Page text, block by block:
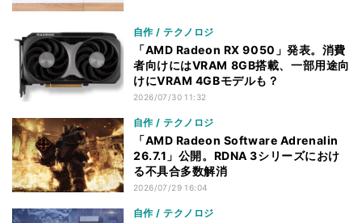
自作 / テクノロジ
「AMD Radeon RX 9050」発表。消費
者向けにはVRAM 8GB搭載、一部用途向
けにVRAM 4GBモデルも？
2026/07/30 11:32
自作 / テクノロジ
「AMD Radeon Software Adrenalin
26.7.1」公開。RDNA 3シリーズにおけ
る不具合多数解消
2026/07/29 16:04
自作 / テクノロジ